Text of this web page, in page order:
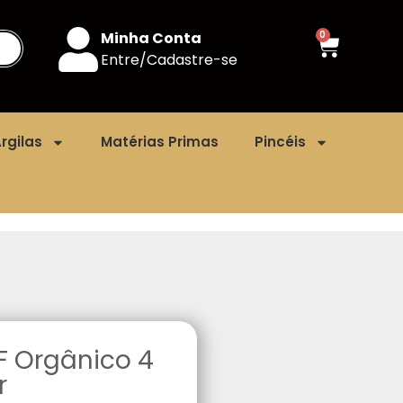
Minha Conta
Entre/Cadastre-se
0
Matérias Primas Pincéis
Orgânico 4